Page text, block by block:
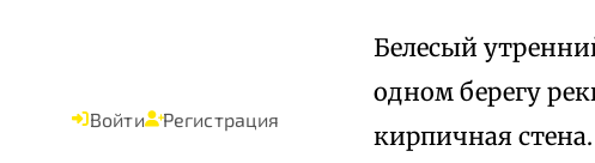
Войти Регистрация
Белесый
одном берегу
кирпичная